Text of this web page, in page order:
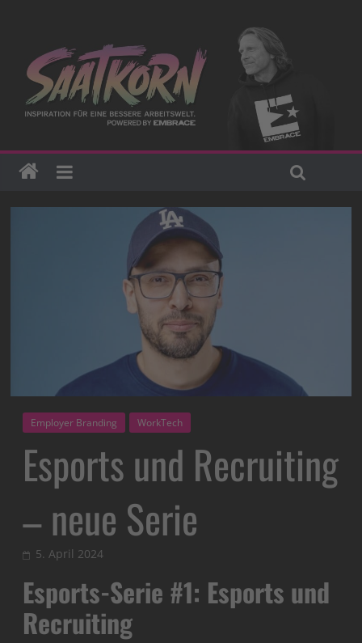
Employer Branding WorkTech
Esports und Recruiting
– neue Serie
5. April 2024
Esports-Serie #1: Esports und
Recruiting